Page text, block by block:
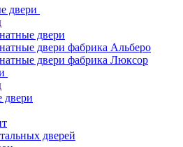
двери
двери
двери фабрика Альберо
двери фабрика Люксор
двери
дверей